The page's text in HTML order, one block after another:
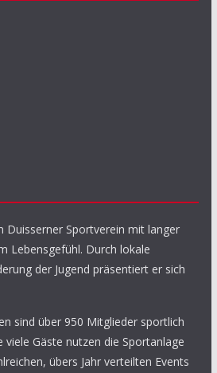
Duisserner Sportverein mit langer
Lebensgefühl. Durch lokale
der Jugend präsentiert er sich
sind über 950 Mitglieder sportlich
viele Gäste nutzen die Sportanlage
übers Jahr verteilten Events